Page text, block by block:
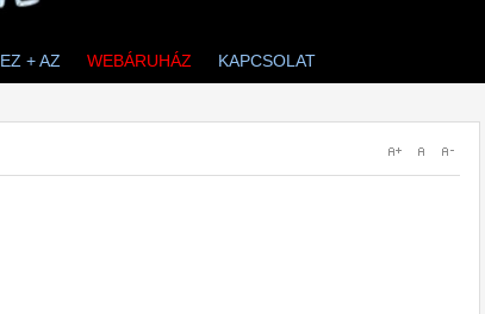
EZ + AZ WEBÁRUHÁZ KAPCSOLAT